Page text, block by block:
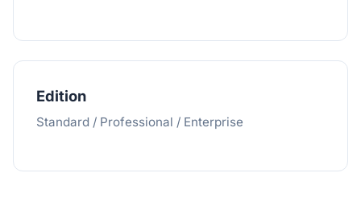
Edition
Standard / Professional / Enterprise